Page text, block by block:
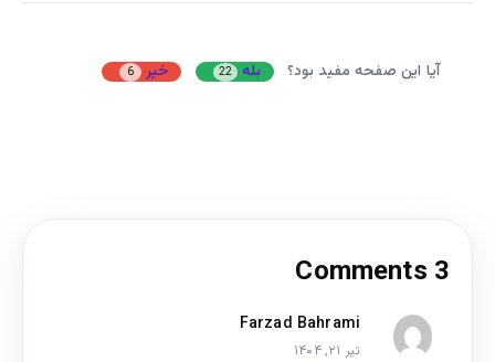
آیا این صفحه مفید بود؟ بله 22 خیر 6
3 Comments
Farzad Bahrami
تیر ۲۱, ۱۴۰۴